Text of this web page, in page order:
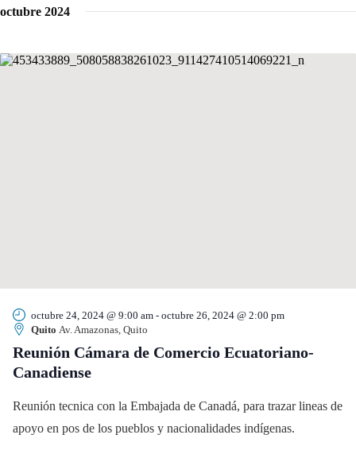
Eventos
octubre 2024
Reunión Cámara de Comercio Ecuatoriano-
Canadiense
octubre 24, 2024 @ 9:00 am - octubre 26, 2024 @ 2:00 pm
Quito Av. Amazonas, Quito
Reunión tecnica con la Embajada de Canadá, para trazar lineas de
apoyo en pos de los pueblos y nacionalidades indígenas.